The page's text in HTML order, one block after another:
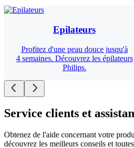
Epilateurs​
Profitez d'une peau douce jusqu'à
4 semaines. Découvrez les épilateurs
Philips.
Service clients et
Obtenez de l'aide concernant votre
découvrez les meilleurs conseils et